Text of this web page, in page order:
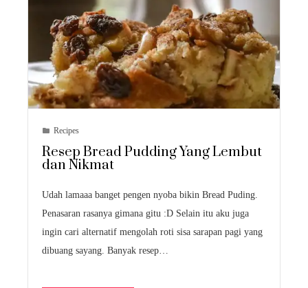
Recipes
Resep Bread Pudding Yang Lembut
dan Nikmat
Udah lamaaa banget pengen nyoba bikin Bread Puding.
Penasaran rasanya gimana gitu :D Selain itu aku juga
ingin cari alternatif mengolah roti sisa sarapan pagi yang
dibuang sayang. Banyak resep…